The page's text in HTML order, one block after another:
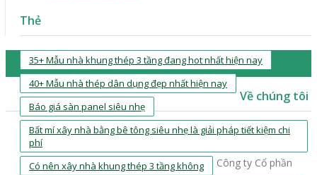
Thẻ
35+ Mẫu nhà khung thép 3 tầng đang hot nhất hiện nay
40+ Mẫu nhà thép dân dụng đẹp nhất hiện nay
Báo giá sàn panel siêu nhẹ
Bất mí xây nhà bằng bê tông siêu nhẹ là giải pháp tiết kiệm chi
phí
Có nên xây nhà khung thép 3 tầng không
Về chúng tôi
Công ty Cổ phần